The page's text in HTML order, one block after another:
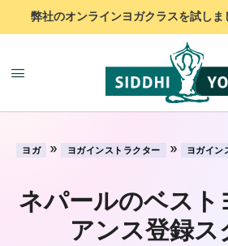
弊社のオンラインヨガクラスを試しま
ヨガ » ヨガインストラクター » ヨガイン
ネパールのベスト
アンス登録ス